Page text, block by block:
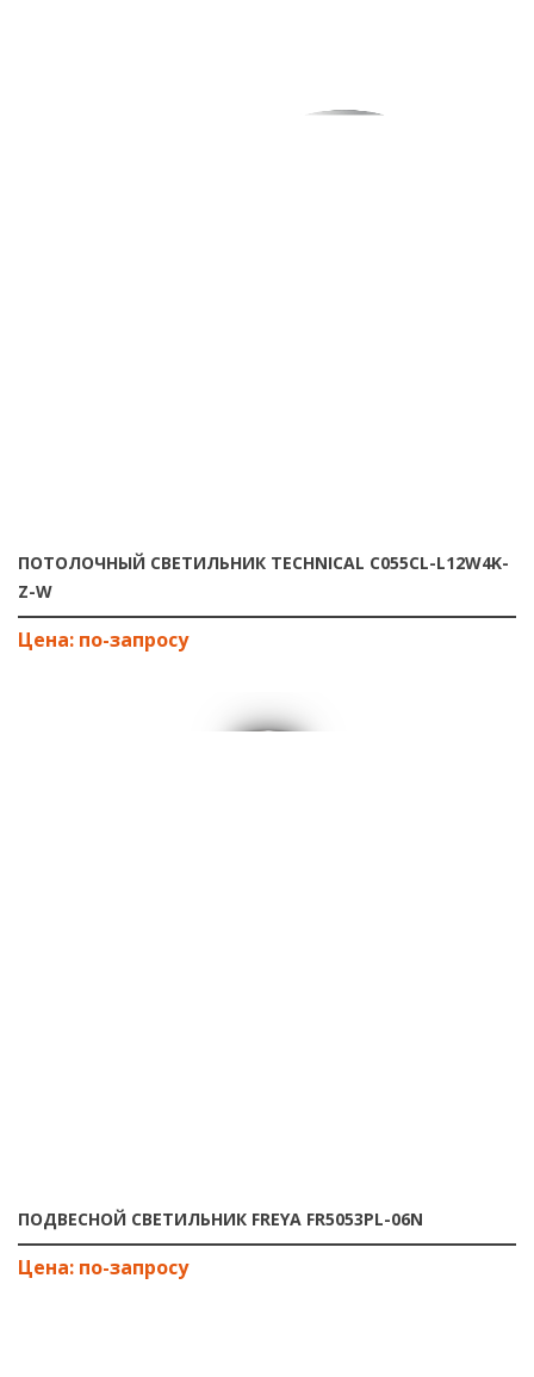
ПОТОЛОЧНЫЙ СВЕТИЛЬНИК TECHNICAL C055CL-L12W4K-
Z-W
ПОДВЕСНОЙ СВЕТИЛЬНИК FREYA FR5053PL-06N